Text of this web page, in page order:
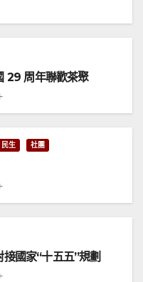
29 周年聯歡茶聚
民生 社團
國家“十五五”規劃